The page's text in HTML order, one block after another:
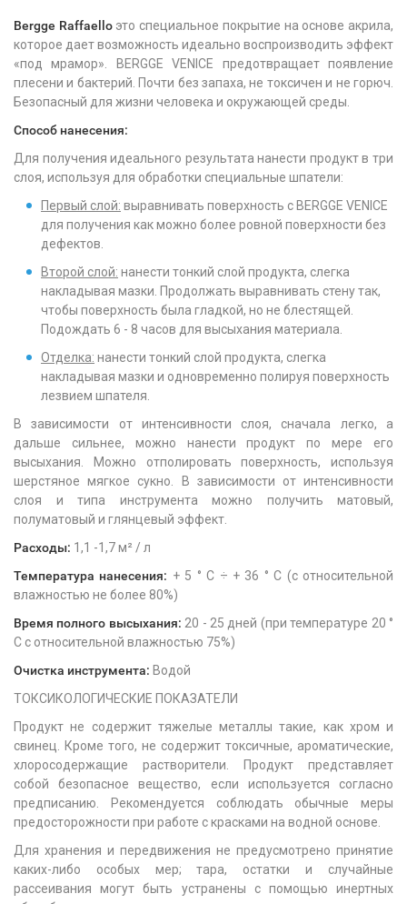
Bergge Raffaelloэто специальное покрытие на основе акрила,
которое дает возможность идеально воспроизводить эффект
«под мрамор». BERGGE VENICE предотвращает появление
плесени и бактерий. Почти без запаха, не токсичен и не горюч.
Безопасный для жизни человека и окружающей среды.
Способ нанесения:
Для получения идеального результата нанести продукт в три
слоя, используя для обработки специальные шпатели:
Первый слой: выравнивать поверхность с BERGGE VENICE
для получения как можно более ровной поверхности без
дефектов.
Второй слой: нанести тонкий слой продукта, слегка
накладывая мазки. Продолжать выравнивать стену так,
чтобы поверхность была гладкой, но не блестящей.
Подождать 6 - 8 часов для высыхания материала.
Отделка: нанести тонкий слой продукта, слегка
накладывая мазки и одновременно полируя поверхность
лезвием шпателя.
В зависимости от интенсивности слоя, сначала легко, а
дальше сильнее, можно нанести продукт по мере его
высыхания. Можно отполировать поверхность, используя
шерстяное мягкое сукно. В зависимости от интенсивности
слоя и типа инструмента можно получить матовый,
полуматовый и глянцевый эффект.
Расходы: 1,1 -1,7 м² / л
Температура нанесения: + 5 ° C ÷ + 36 ° C (с относительной
влажностью не более 80%)
Время полного высыхания: 20 - 25 дней (при температуре 20 °
C с относительной влажностью 75%)
Очистка инструмента: Водой
ТОКСИКОЛОГИЧЕСКИЕ ПОКАЗАТЕЛИ
Продукт не содержит тяжелые металлы такие, как хром и
свинец. Кроме того, не содержит токсичные, ароматические,
хлоросодержащие растворители. Продукт представляет
собой безопасное вещество, если используется согласно
предписанию. Рекомендуется соблюдать обычные меры
предосторожности при работе с красками на водной основе.
Для хранения и передвижения не предусмотрено принятие
каких-либо особых мер; тара, остатки и случайные
рассеивания могут быть устранены с помощью инертных